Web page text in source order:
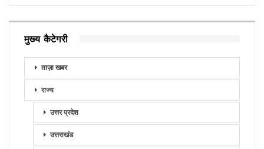
मुख्य कैटेगरी
ताज़ा खबर
राज्य
उत्तर प्रदेश
उत्तराखंड